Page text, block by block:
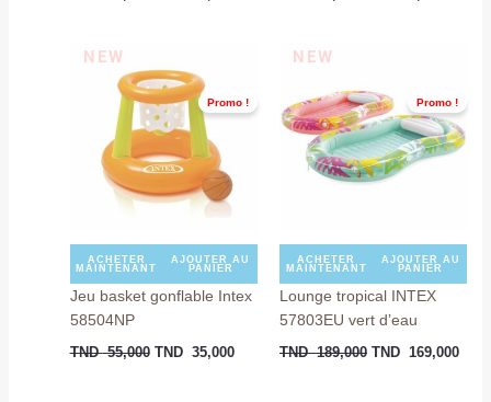
NEW
Promo !
ACHETER
MAINTENANT
AJOUTER AU
PANIER
Jeu basket gonflable Intex
58504NP
TND55,000
prix
initial
était :
TND
55,000.
TND 35,000
est :
NEW
Promo !
ACHETER
MAINTENANT
AJOUTER AU
PANIER
Lounge tropical INTEX
57803EU vert d’eau
TND189,000
était :
TND
189,000.
TND 169,000